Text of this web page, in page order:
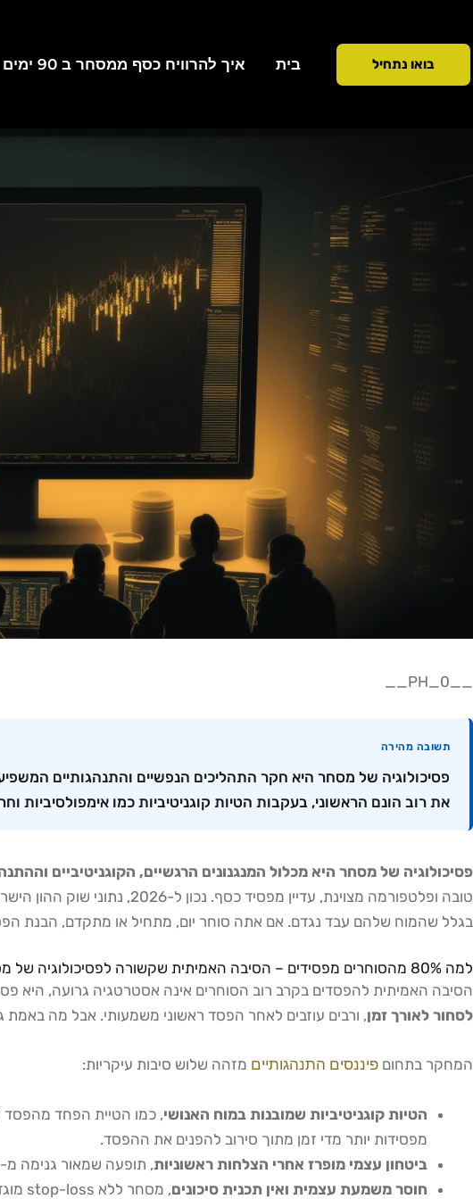
בואו נתחיל בית איך להרוויח כסף ממסחר ב 90 ימים
כתיבת תגובה /טכניקות מסחר
תשובה מהירה
את רוב הונם הראשוני, בעקבות הטיות קוגניטיביות כמו
פסיכולוגיה של מסחר היא מכלול המנגנונים הרגשיים, הקוגניטיביים
טובה ופלטפורמה מצוינת, עדיין מפסיד כסף. נכון ל-2026, נתוני שוק ההון הישראלי מראים כי
בגלל שהמוח שלהם עבד נגדם. אם אתה סוחר יום, מתחיל או מתקדם, הבנת
למה 80% מהסוחרים מפסידים – הסיבה האמיתית שקשורה לפסיכולוגיה של מסחר
הסיבה האמיתית להפסדים בקרב רוב הסוחרים אינה אסטרטגיה גרועה, היא
לסחור לאורך זמן, ורבים עוזבים לאחר הפסד ראשוני משמעותי. אבל מה
המחקר בתחום פיננסים התנהגותיים מזהה שלוש סיבות עיקריות:
הטיות קוגניטיביות שמובנות במוח האנושי
מפסידות יותר מדי זמן מתוך סירוב להפנים את ההפסד.
ביטחון עצמי מופרז אחרי הצלחות ראשוניות, תופעה שמאור גנימה מ-Addiction2Success מזהה אצל רוב תלמידיו החדשים: "שבוע טוב ראשון ואנשים מאמינים שגילו את סוד השוק."
חוסר משמעת עצמית ואין תכנית סיכונים, מסחר ללא stop-loss מוגדר מראש, ללא יחס סיכון-תשואה ברור, ובלי יומן מסחר שיאפשר ניתוח אחורה.